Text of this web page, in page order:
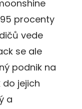
procenty
vede
se ale
podnik na
do jejich
a